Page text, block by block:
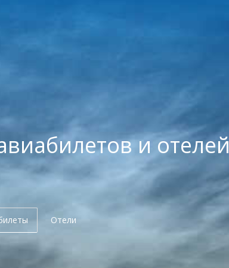
и отелей
Отели